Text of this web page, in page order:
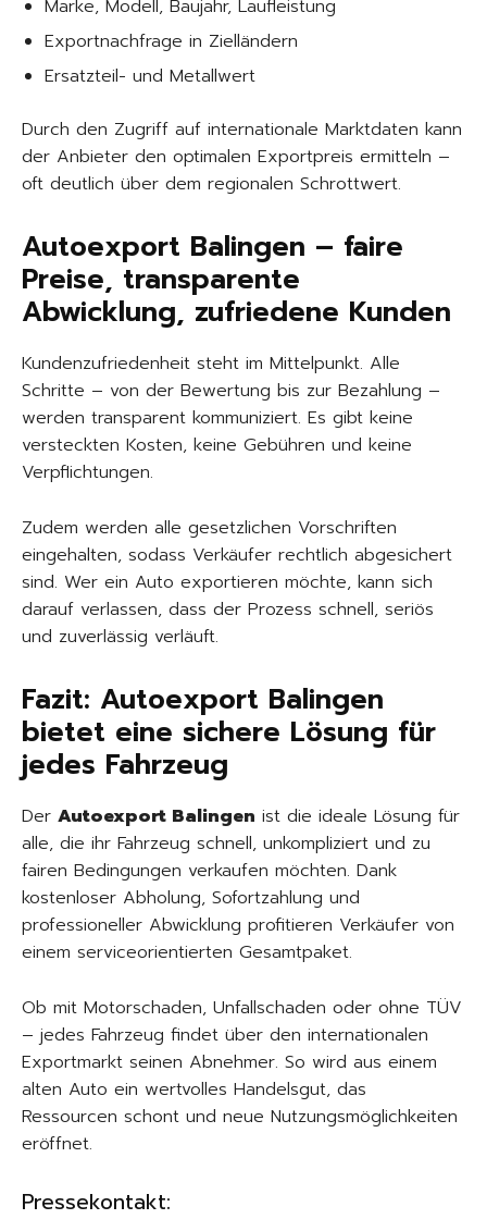
Marke, Modell, Baujahr, Laufleistung
Exportnachfrage in Zielländern
Ersatzteil- und Metallwert
Durch den Zugriff auf internationale Marktdaten kann
der Anbieter den optimalen Exportpreis ermitteln –
oft deutlich über dem regionalen Schrottwert.
Autoexport Balingen – faire
Preise, transparente
Abwicklung, zufriedene Kunden
Kundenzufriedenheit steht im Mittelpunkt. Alle
Schritte – von der Bewertung bis zur Bezahlung –
werden transparent kommuniziert. Es gibt keine
versteckten Kosten, keine Gebühren und keine
Verpflichtungen.
Zudem werden alle gesetzlichen Vorschriften
eingehalten, sodass Verkäufer rechtlich abgesichert
sind. Wer ein Auto exportieren möchte, kann sich
darauf verlassen, dass der Prozess schnell, seriös
und zuverlässig verläuft.
Fazit: Autoexport Balingen
bietet eine sichere Lösung für
jedes Fahrzeug
Der Autoexport Balingen ist die ideale Lösung für
alle, die ihr Fahrzeug schnell, unkompliziert und zu
fairen Bedingungen verkaufen möchten. Dank
kostenloser Abholung, Sofortzahlung und
professioneller Abwicklung profitieren Verkäufer von
einem serviceorientierten Gesamtpaket.
Ob mit Motorschaden, Unfallschaden oder ohne TÜV
– jedes Fahrzeug findet über den internationalen
Exportmarkt seinen Abnehmer. So wird aus einem
alten Auto ein wertvolles Handelsgut, das
Ressourcen schont und neue Nutzungsmöglichkeiten
eröffnet.
Pressekontakt: